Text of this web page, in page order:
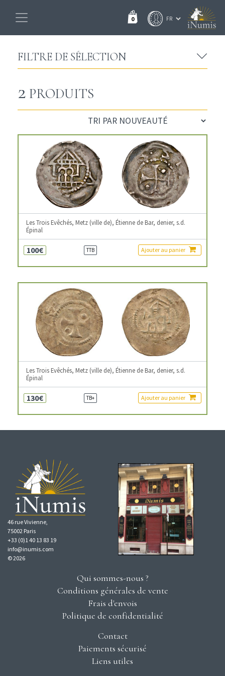
0
FILTRE DE SÉLECTION
2 PRODUITS
Les Trois Evêchés, Metz (ville de), Étienne de Bar, denier, s.d.
Épinal
100€ TTB Ajouter au panier
Les Trois Evêchés, Metz (ville de), Étienne de Bar, denier, s.d.
Épinal
130€ TB+ Ajouter au panier
46 rue Vivienne,
75002 Paris
+33 (0)1 40 13 83 19
info@inumis.com
© 2026
Qui sommes-nous ?
Conditions générales de vente
Frais d'envois
Politique de confidentialité
Contact
Paiements sécurisé
Liens utiles